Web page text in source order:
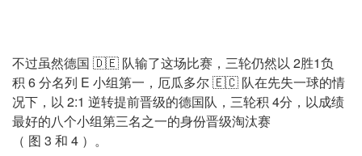
不过虽然德国 🇩🇪 队输了这场比赛，三轮仍然以 2胜1负
积 6 分名列 E 小组第一，厄瓜多尔 🇪🇨 队在先失一球的情
况下，以 2:1 逆转提前晋级的德国队，三轮积 4分，以成绩
最好的八个小组第三名之一的身份晋级淘汰赛
（ 图 3 和 4 ）。